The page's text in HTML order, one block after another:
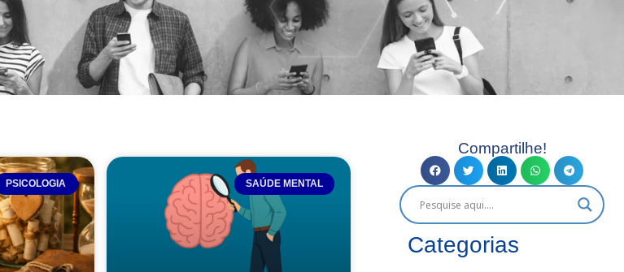
PSICOLOGIA SAÚDE MENTAL
Compartilhe!
Categorias